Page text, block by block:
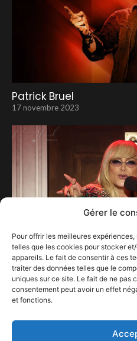
Gérer le
Pour offrir les meilleures
telles que les cookies pour stocker
appareils. Le fait de consentir à ces
traiter des données telles que le
uniques sur ce site. Le fait de ne pas
consentement peut avoir un effet
et fonctions.
Patrick Bruel
17 novembre 2023
Les années n’ont
19 avril 2025